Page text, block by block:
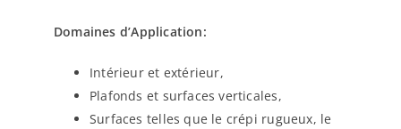
Domaines d’Application:
Intérieur et extérieur,
Plafonds et surfaces verticales,
Surfaces telles que le crépi rugueux, le